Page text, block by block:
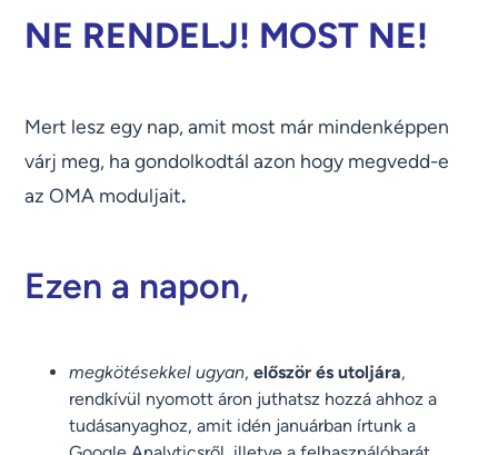
NE RENDELJ! MOST NE!
Mert lesz egy nap, amit most már mindenképpen
várj meg, ha gondolkodtál azon hogy megvedd-e
az OMA moduljait.
Ezen a napon,
megkötésekkel ugyan, először és utoljára,
rendkívül nyomott áron juthatsz hozzá ahhoz a
tudásanyaghoz, amit idén januárban írtunk a